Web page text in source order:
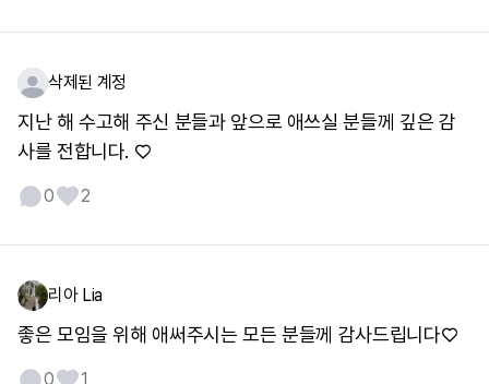
삭제된 계정
지난 해 수고해 주신 분들과 앞으로 애쓰실 분들께 깊은 감
사를 전합니다. ♡
0 2
리아 Lia
좋은 모임을 위해 애써주시는 모든 분들께 감사드립니다♡
0 1